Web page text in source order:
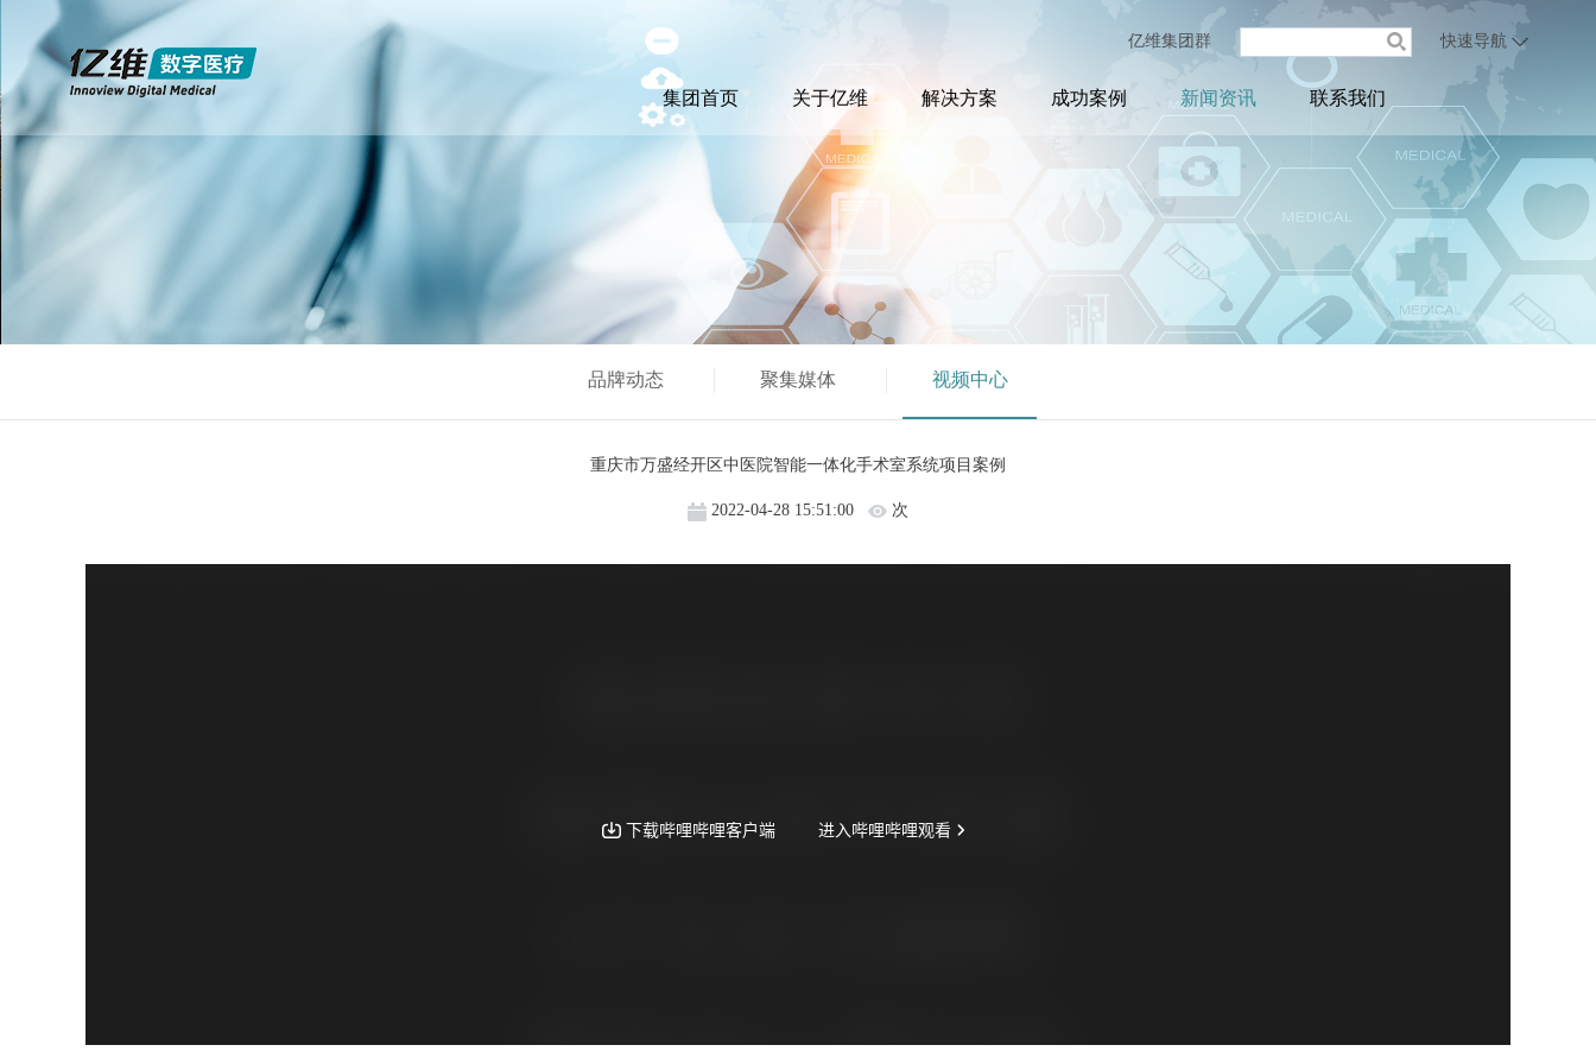
亿维集团群 快速导航
集团首页 关于亿维 解决方案 成功案例 新闻资讯 联系我们
品牌动态 聚集媒体 视频中心
重庆市万盛经开区中医院智能一体化手术室系统项目案例
2022-04-28 15:51:00 次